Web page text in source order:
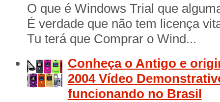
O que é Windows Trial que
É verdade que não tem licença
Tu terá que Comprar o Wind...
Conheça o Antigo e
2004 Vídeo
funcionando no Brasil